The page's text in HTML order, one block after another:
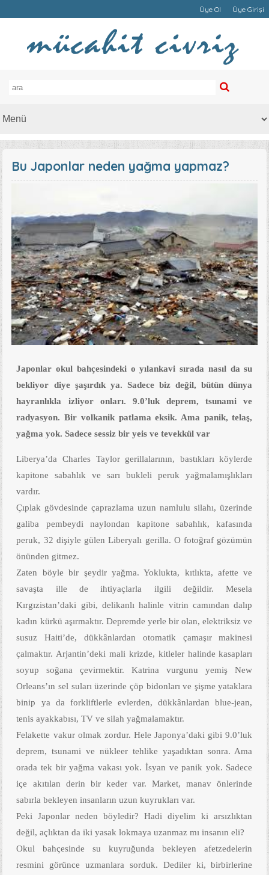
Üye Ol Üye Girişi
Bu Japonlar neden yağma yapmaz?
Japonlar okul bahçesindeki o yılankavi sırada nasıl da su
bekliyor diye şaşırdık ya. Sadece biz değil, bütün dünya
hayranlıkla izliyor onları. 9.0’luk deprem, tsunami ve
radyasyon. Bir volkanik patlama eksik. Ama panik, telaş,
yağma yok. Sadece sessiz bir yeis ve tevekkül var
Liberya’da Charles Taylor gerillalarının, bastıkları köylerde
kapitone sabahlık ve sarı bukleli peruk yağmalamışlıkları
vardır.
Çıplak gövdesinde çaprazlama uzun namlulu silahı, üzerinde
galiba pembeydi naylondan kapitone sabahlık, kafasında
peruk, 32 dişiyle gülen Liberyalı gerilla. O fotoğraf gözümün
önünden gitmez.
Zaten böyle bir şeydir yağma. Yoklukta, kıtlıkta, afette ve
savaşta ille de ihtiyaçlarla ilgili değildir. Mesela
Kırgızistan’daki gibi, delikanlı halinle vitrin camından dalıp
kadın kürkü aşırmaktır. Depremde yerle bir olan, elektriksiz ve
susuz Haiti’de, dükkânlardan otomatik çamaşır makinesi
çalmaktır. Arjantin’deki mali krizde, kitleler halinde kasapları
soyup soğana çevirmektir. Katrina vurgunu yemiş New
Orleans’ın sel suları üzerinde çöp bidonları ve şişme yataklara
binip ya da forkliftlerle evlerden, dükkânlardan blue-jean,
tenis ayakkabısı, TV ve silah yağmalamaktır.
Felakette vakur olmak zordur. Hele Japonya’daki gibi 9.0’luk
deprem, tsunami ve nükleer tehlike yaşadıktan sonra. Ama
orada tek bir yağma vakası yok. İsyan ve panik yok. Sadece
içe akıtılan derin bir keder var. Market, manav önlerinde
sabırla bekleyen insanların uzun kuyrukları var.
Peki Japonlar neden böyledir? Hadi diyelim ki arsızlıktan
değil, açlıktan da iki yasak lokmaya uzanmaz mı insanın eli?
Okul bahçesinde su kuyruğunda bekleyen afetzedelerin
resmini görünce uzmanlara sorduk. Dediler ki, birbirlerine